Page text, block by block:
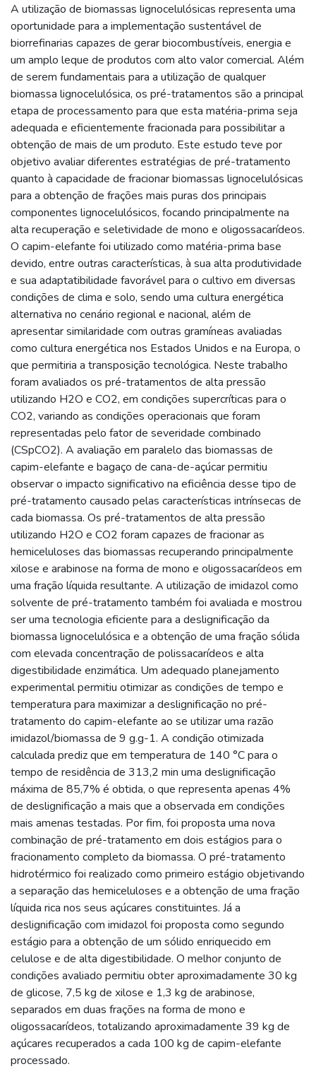
A utilização de biomassas lignocelulósicas representa uma
oportunidade para a implementação sustentável de
biorrefinarias capazes de gerar biocombustíveis, energia e
um amplo leque de produtos com alto valor comercial. Além
de serem fundamentais para a utilização de qualquer
biomassa lignocelulósica, os pré-tratamentos são a principal
etapa de processamento para que esta matéria-prima seja
adequada e eficientemente fracionada para possibilitar a
obtenção de mais de um produto. Este estudo teve por
objetivo avaliar diferentes estratégias de pré-tratamento
quanto à capacidade de fracionar biomassas lignocelulósicas
para a obtenção de frações mais puras dos principais
componentes lignocelulósicos, focando principalmente na
alta recuperação e seletividade de mono e oligossacarídeos.
O capim-elefante foi utilizado como matéria-prima base
devido, entre outras características, à sua alta produtividade
e sua adaptatibilidade favorável para o cultivo em diversas
condições de clima e solo, sendo uma cultura energética
alternativa no cenário regional e nacional, além de
apresentar similaridade com outras gramíneas avaliadas
como cultura energética nos Estados Unidos e na Europa, o
que permitiria a transposição tecnológica. Neste trabalho
foram avaliados os pré-tratamentos de alta pressão
utilizando H2O e CO2, em condições supercríticas para o
CO2, variando as condições operacionais que foram
representadas pelo fator de severidade combinado
(CSpCO2). A avaliação em paralelo das biomassas de
capim-elefante e bagaço de cana-de-açúcar permitiu
observar o impacto significativo na eficiência desse tipo de
pré-tratamento causado pelas características intrínsecas de
cada biomassa. Os pré-tratamentos de alta pressão
utilizando H2O e CO2 foram capazes de fracionar as
hemiceluloses das biomassas recuperando principalmente
xilose e arabinose na forma de mono e oligossacarídeos em
uma fração líquida resultante. A utilização de imidazol como
solvente de pré-tratamento também foi avaliada e mostrou
ser uma tecnologia eficiente para a deslignificação da
biomassa lignocelulósica e a obtenção de uma fração sólida
com elevada concentração de polissacarídeos e alta
digestibilidade enzimática. Um adequado planejamento
experimental permitiu otimizar as condições de tempo e
temperatura para maximizar a deslignificação no pré-
tratamento do capim-elefante ao se utilizar uma razão
imidazol/biomassa de 9 g.g-1. A condição otimizada
calculada prediz que em temperatura de 140 °C para o
tempo de residência de 313,2 min uma deslignificação
máxima de 85,7% é obtida, o que representa apenas 4%
de deslignificação a mais que a observada em condições
mais amenas testadas. Por fim, foi proposta uma nova
combinação de pré-tratamento em dois estágios para o
fracionamento completo da biomassa. O pré-tratamento
hidrotérmico foi realizado como primeiro estágio objetivando
a separação das hemiceluloses e a obtenção de uma fração
líquida rica nos seus açúcares constituintes. Já a
deslignificação com imidazol foi proposta como segundo
estágio para a obtenção de um sólido enriquecido em
celulose e de alta digestibilidade. O melhor conjunto de
condições avaliado permitiu obter aproximadamente 30 kg
de glicose, 7,5 kg de xilose e 1,3 kg de arabinose,
separados em duas frações na forma de mono e
oligossacarídeos, totalizando aproximadamente 39 kg de
açúcares recuperados a cada 100 kg de capim-elefante
processado.